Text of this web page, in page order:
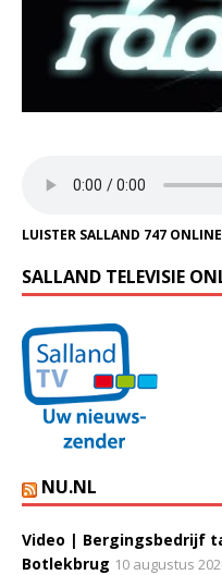
LUISTER SALLAND 747 ONLINE
SALLAND TELEVISIE
NU.NL
Video | Bergingsbedrijf
Botlekbrug 10 augustus